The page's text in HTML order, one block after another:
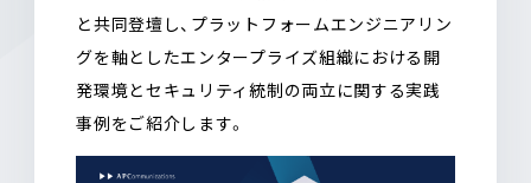
と共同登壇し、プラットフォームエンジニアリン
グを軸としたエンタープライズ組織における開
発環境とセキュリティ統制の両立に関する実践
事例をご紹介します。